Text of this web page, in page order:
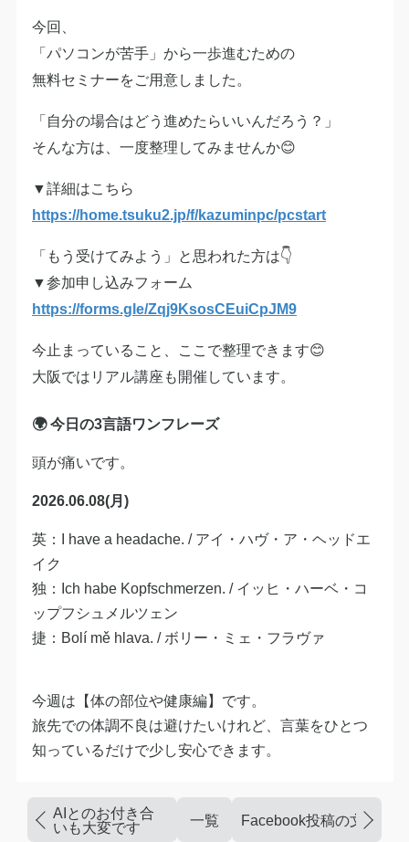
今回、
「パソコンが苦手」から一歩進むための
無料セミナーをご用意しました。
「自分の場合はどう進めたらいいんだろう？」
そんな方は、一度整理してみませんか😊
▼詳細はこちら
https://home.tsuku2.jp/f/kazuminpc/pcstart
「もう受けてみよう」と思われた方は👇
▼参加申し込みフォーム
https://forms.gle/Zqj9KsosCEuiCpJM9
今止まっていること、ここで整理できます😊
大阪ではリアル講座も開催しています。
🌍 今日の3言語ワンフレーズ
頭が痛いです。
2026.06.08(月)
英：I have a headache. / アイ・ハヴ・ア・ヘッドエ
イク
独：Ich habe Kopfschmerzen. / イッヒ・ハーベ・コ
ップフシュメルツェン
捷：Bolí mě hlava. / ボリー・ミェ・フラヴァ
今週は【体の部位や健康編】です。
旅先での体調不良は避けたいけれど、言葉をひとつ
知っているだけで少し安心できます。
AIとのお付き合
いも大変です
一覧 Facebook投稿の文字が